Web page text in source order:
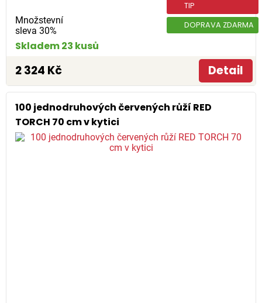
Množstevní
sleva 30%
TIP
DOPRAVA ZDARMA
Skladem 23 kusů
2 324 Kč Detail
100 jednodruhových červených růží RED
TORCH 70 cm v kytici